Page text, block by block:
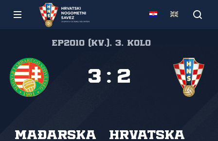
EP2010 (kv.), 3. kolo
Mađarska Hrvatska
3 : 2